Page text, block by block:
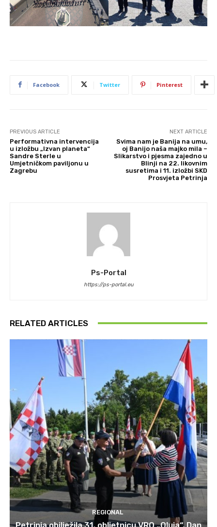
Facebook Twitter Pinterest
PREVIOUS ARTICLE
Performativna intervencija
u izložbu „Izvan planeta“
Sandre Sterle u
Umjetničkom paviljonu u
Zagrebu
NEXT ARTICLE
Svima nam je Banija na umu,
oj Banijo naša majko mila –
Slikarstvo i pjesma zajedno u
Blinji na 22. likovnim
susretima i 11. izložbi SKD
Prosvjeta Petrinja
Ps-Portal
https://ps-portal.eu
RELATED ARTICLES
REGIONAL